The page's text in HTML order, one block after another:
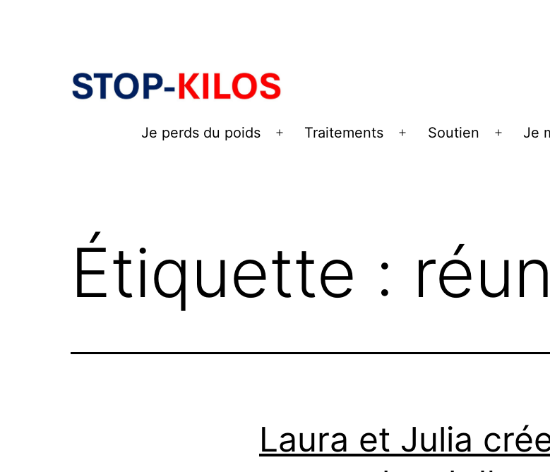
Je perds du poids
Ouvrir
Traitements
Ouvrir
Soutien
Ouvrir
Je
Étiquette :
Laura et Julia